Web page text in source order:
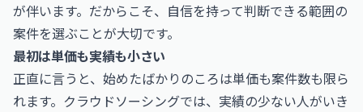
が伴います。だからこそ、自信を持って判断できる範囲の
案件を選ぶことが大切です。
最初は単価も実績も小さい
正直に言うと、始めたばかりのころは単価も案件数も限ら
れます。クラウドソーシングでは、実績の少ない人がいき